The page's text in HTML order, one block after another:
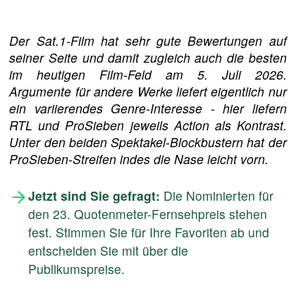
Der Sat.1-Film hat sehr gute Bewertungen auf
seiner Seite und damit zugleich auch die besten
im heutigen Film-Feld am 5. Juli 2026.
Argumente für andere Werke liefert eigentlich nur
ein variierendes Genre-Interesse - hier liefern
RTL und ProSieben jeweils Action als Kontrast.
Unter den beiden Spektakel-Blockbustern hat der
ProSieben-Streifen indes die Nase leicht vorn.
Jetzt sind Sie gefragt: Die Nominierten für
den 23. Quotenmeter-Fernsehpreis stehen
fest. Stimmen Sie für Ihre Favoriten ab und
entscheiden Sie mit über die
Publikumspreise.